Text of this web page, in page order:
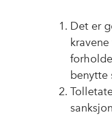
Det er
benytte